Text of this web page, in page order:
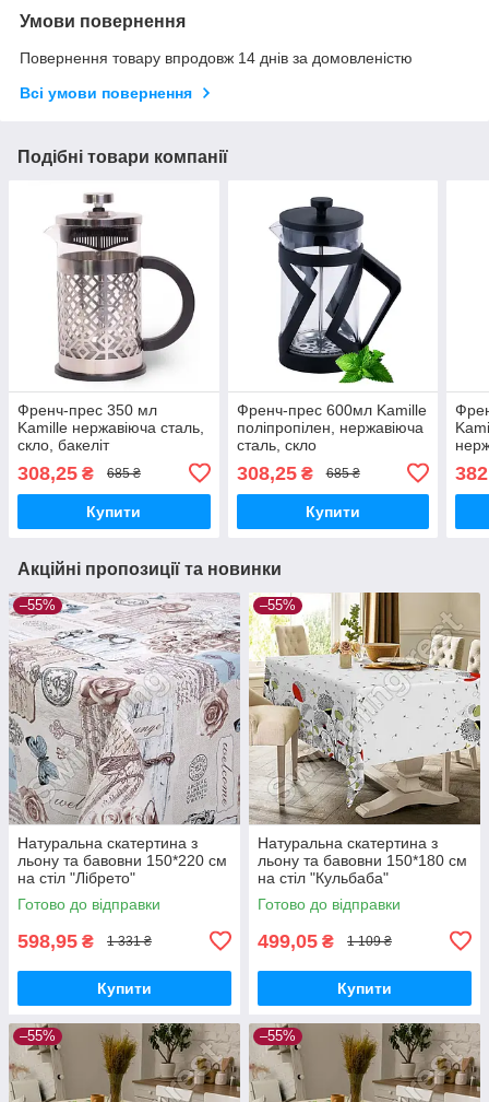
Умови повернення
Повернення товару впродовж 14 днів за домовленістю
Всі умови повернення
Подібні товари компанії
Френч-прес 350 мл
Kamille нержавіюча сталь,
скло, бакеліт
308,25 ₴ 685 ₴
Купити
Френч-прес 600мл Kamille
поліпропілен, нержавіюча
сталь, скло
308,25₴ 685 ₴
Купити
Акційні пропозиції та новинки
–55%
Натуральна скатертина з
льону та бавовни 150*220 см
на стіл "Лібрето"
Готово до відправки
598,95 ₴ 1 331 ₴
Купити
–55%
Натуральна скатертина з
льону та бавовни 150*180 см
на стіл "Кульбаба"
Готово до відправки
499,05 ₴ 1 109 ₴
Купити
–55% –55%